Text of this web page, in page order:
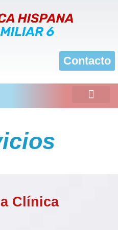
Contacto
Clínica